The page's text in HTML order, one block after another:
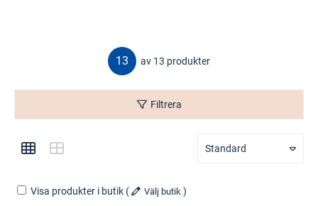
13 av 13 produkter
Filtrera
Standard
Visa produkter i butik ( Välj butik )